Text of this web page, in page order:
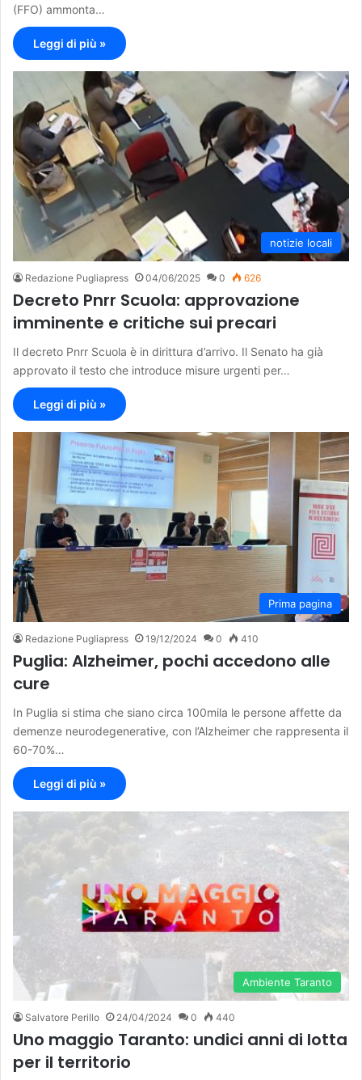
(FFO) ammonta…
Leggi di più »
notizie locali
Redazione Pugliapress 04/06/2025 0 626
Decreto Pnrr Scuola: approvazione
imminente e critiche sui precari
Il decreto Pnrr Scuola è in dirittura d’arrivo. Il Senato ha già
approvato il testo che introduce misure urgenti per…
Leggi di più »
Prima pagina
Redazione Pugliapress 19/12/2024 0 410
Puglia: Alzheimer, pochi accedono alle
cure
In Puglia si stima che siano circa 100mila le persone affette da
demenze neurodegenerative, con l’Alzheimer che rappresenta il
60-70%…
Leggi di più »
Ambiente Taranto
Salvatore Perillo 24/04/2024 0 440
Uno maggio Taranto: undici anni di lotta
per il territorio